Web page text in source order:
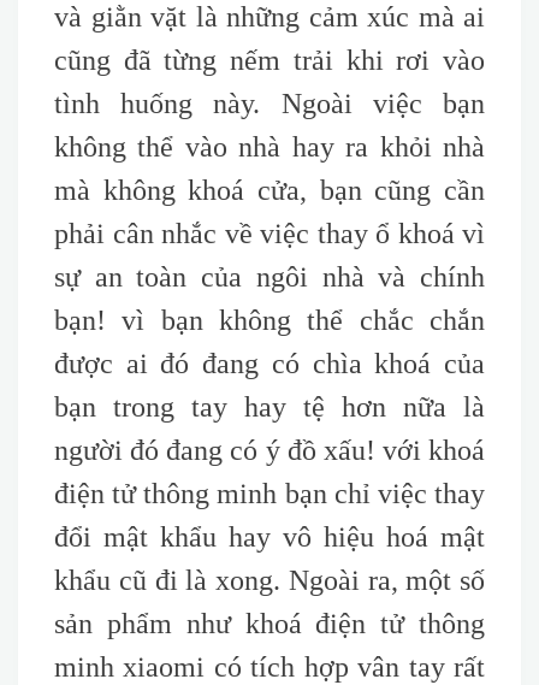
và giằn vặt là những cảm xúc mà ai
cũng đã từng nếm trải khi rơi vào
tình huống này. Ngoài việc bạn
không thể vào nhà hay ra khỏi nhà
mà không khoá cửa, bạn cũng cần
phải cân nhắc về việc thay ổ khoá vì
sự an toàn của ngôi nhà và chính
bạn! vì bạn không thể chắc chắn
được ai đó đang có chìa khoá của
bạn trong tay hay tệ hơn nữa là
người đó đang có ý đồ xấu! với khoá
điện tử thông minh bạn chỉ việc thay
đổi mật khẩu hay vô hiệu hoá mật
khẩu cũ đi là xong. Ngoài ra, một số
sản phẩm như khoá điện tử thông
minh xiaomi có tích hợp vân tay rất